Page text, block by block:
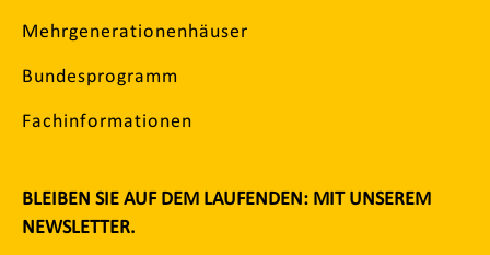
Mehrgenerationenhäuser
Bundesprogramm
Fachinformationen
BLEIBEN SIE AUF DEM LAUFENDEN: MIT UNSEREM
NEWSLETTER.